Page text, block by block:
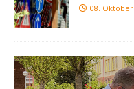
08. Oktober